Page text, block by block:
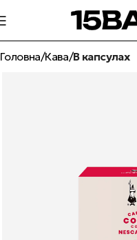
Головна Кава В капсулах